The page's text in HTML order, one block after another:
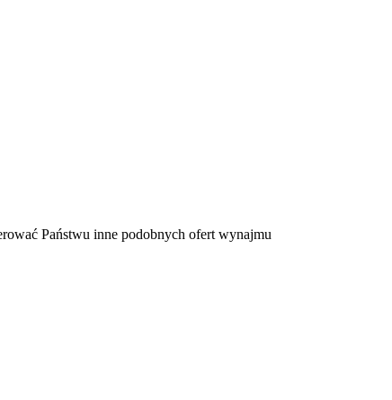
Państwu inne podobnych ofert wynajmu